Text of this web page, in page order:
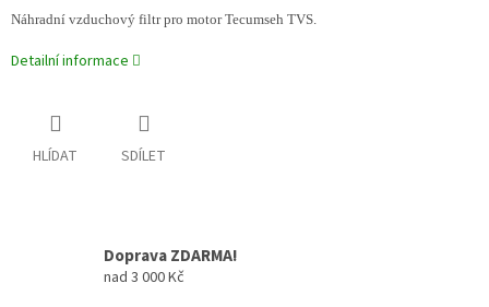
Náhradní vzduchový filtr pro motor Tecumseh TVS.
Detailní informace
HLÍDAT SDÍLET
Doprava ZDARMA!
nad 3 000 Kč